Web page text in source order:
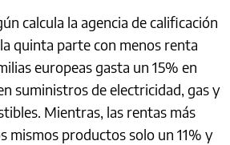
calcula la agencia de calificación
quinta parte con menos renta
europeas gasta un 15% en
suministros de electricidad, gas y
Mientras, las rentas más
mismos productos solo un 11% y